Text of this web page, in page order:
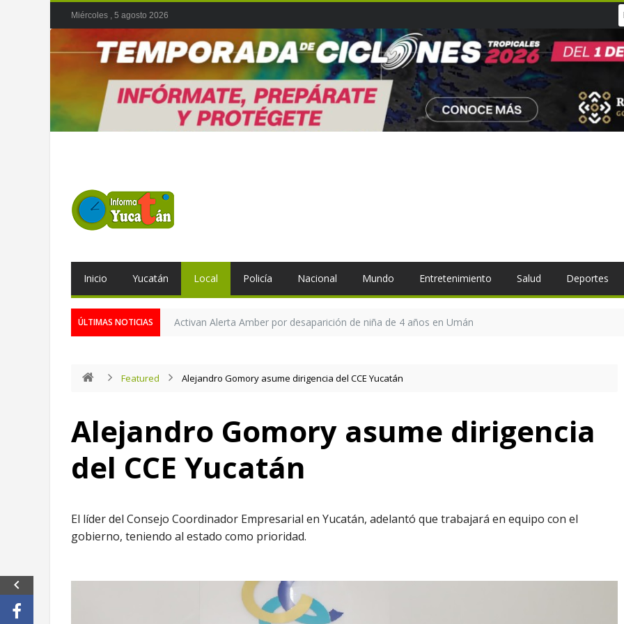
Miércoles , 5 agosto 2026
Inicio Yucatán Local Policía Nacional Mundo Entretenimiento Salud Deportes
ÚLTIMAS NOTICIAS Activan Alerta Amber por desaparición de niña de 4 años en Umán
Featured Alejandro Gomory asume dirigencia del CCE Yucatán
Alejandro Gomory asume dirigencia
del CCE Yucatán
El líder del Consejo Coordinador Empresarial en Yucatán, adelantó que trabajará en equipo con el
gobierno, teniendo al estado como prioridad.